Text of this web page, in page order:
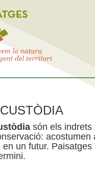
són els indrets
en un futur.